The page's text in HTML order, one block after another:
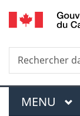
Rechercher
dans
Menu
MENU